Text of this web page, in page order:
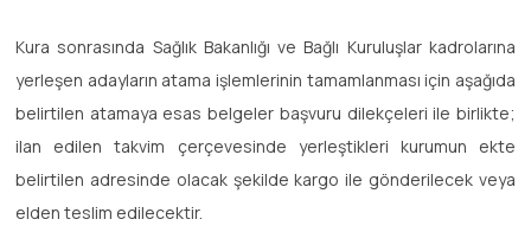
Kura sonrasında Sağlık Bakanlığı ve Bağlı Kuruluşlar kadrolarına
yerleşen adayların atama işlemlerinin tamamlanması için aşağıda
belirtilen atamaya esas belgeler başvuru dilekçeleri ile birlikte;
ilan edilen takvim çerçevesinde yerleştikleri kurumun ekte
belirtilen adresinde olacak şekilde kargo ile gönderilecek veya
elden teslim edilecektir.